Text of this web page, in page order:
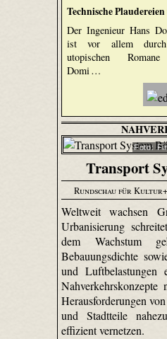
Technische
Der Ingenieur Hans
ist vor allem durch
utopischen Romane
Domi …
Foto:
Transport
Rundschau für
Weltweit wachsen
Urbanisierung
dem Wachstum
Bebauungsdichte
und Luftbelastungen
Herausforderungen
und Stadtteile
effizient vernetzen.